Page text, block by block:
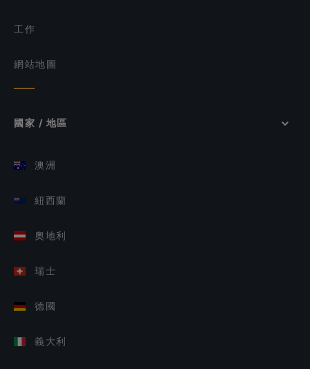
工作
網站地圖
國家 / 地區
澳洲
紐西蘭
奧地利
瑞士
德國
義大利